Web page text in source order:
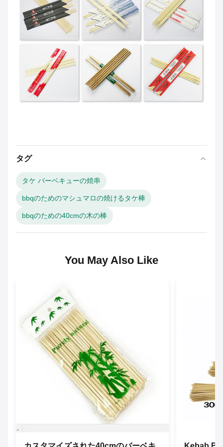
タグ
タケ バーベキューの焼串
bbqのためのマシュマロの焼けるタケ棒
bbqのための40cmの木の棒
You May Also Like